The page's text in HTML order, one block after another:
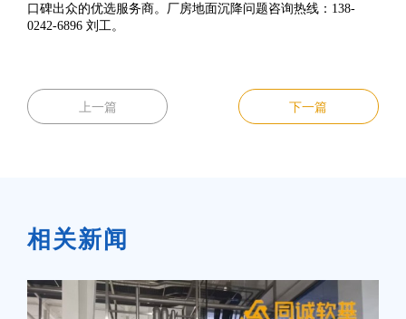
口碑出众的优选服务商。厂房地面沉降问题咨询热线：138-
0242-6896 刘工。
上一篇 下一篇
相关新闻